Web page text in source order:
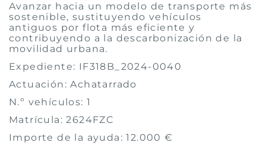
Avanzar hacia un modelo de transporte más
sostenible, sustituyendo vehículos
antiguos por flota más eficiente y
contribuyendo a la descarbonización de la
movilidad urbana.
Expediente: IF318B_2024-0040
Actuación: Achatarrado
N.º vehículos: 1
Matrícula: 2624FZC
Importe de la ayuda: 12.000 €